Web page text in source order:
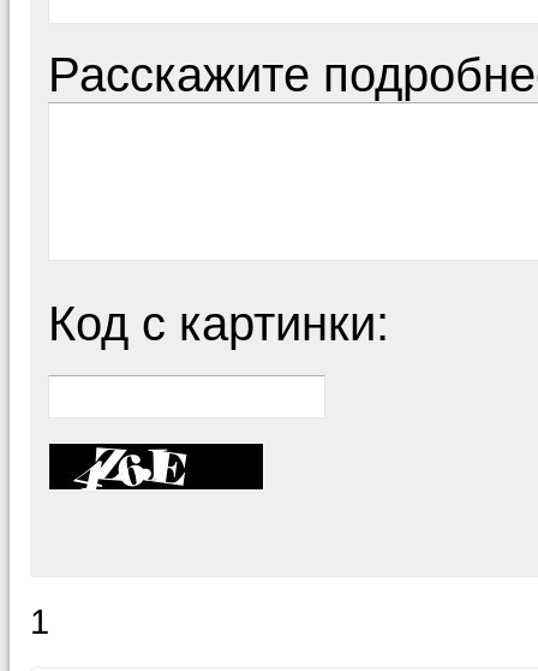
Расскажите
Код с картинки:
1